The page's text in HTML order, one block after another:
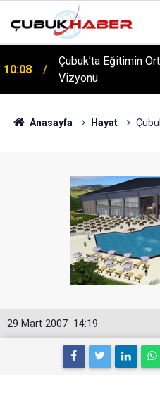
Çubuk’ta Eğitimin
Vizyonu
12:06
ÇUBUK’TA ‘YAZA
Gönüllerince Eğlendi!
Anasayfa Hayat
14:19
29 Mart 2007